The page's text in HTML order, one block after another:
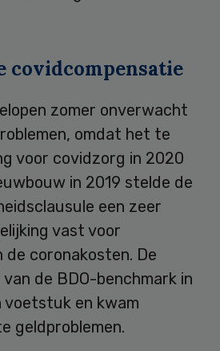
covidcompensatie
zomer onverwacht
omdat het te
voor covidzorg in 2020
in 2019 stelde de
een zeer
vast voor
de coronakosten. De
de BDO-benchmark in
voetstuk en kwam
geldproblemen.